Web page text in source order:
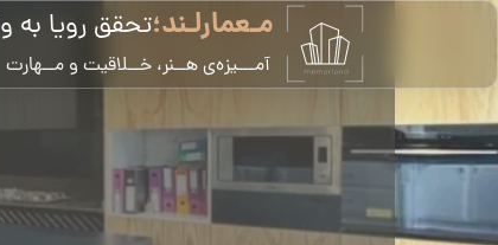
​آمـــیزه‌ی هــنر، خــلاقیت و مــهارت
مـعمارلـند؛تحقق رویا به